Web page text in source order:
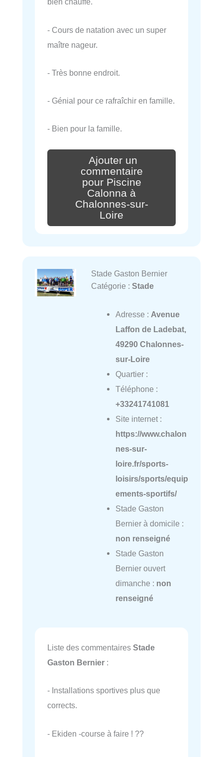
- Cours de natation avec un super
maître nageur.
- Très bonne endroit.
- Génial pour ce rafraîchir en famille.
- Bien pour la famille.
Ajouter un
commentaire
pour Piscine
Calonna à
Chalonnes-sur-
Loire
Stade Gaston Bernier
Catégorie : Stade
Adresse : Avenue
Laffon de Ladebat,
49290 Chalonnes-
sur-Loire
Quartier :
Téléphone :
+33241741081
Site internet :
https://www.chalon
nes-sur-
loire.fr/sports-
loisirs/sports/equip
ements-sportifs/
Stade Gaston
Bernier à domicile :
non renseigné
Stade Gaston
Bernier ouvert
dimanche : non
renseigné
Liste des commentaires Stade
Gaston Bernier :
- Installations sportives plus que
corrects.
- Ekiden -course à faire ! ??